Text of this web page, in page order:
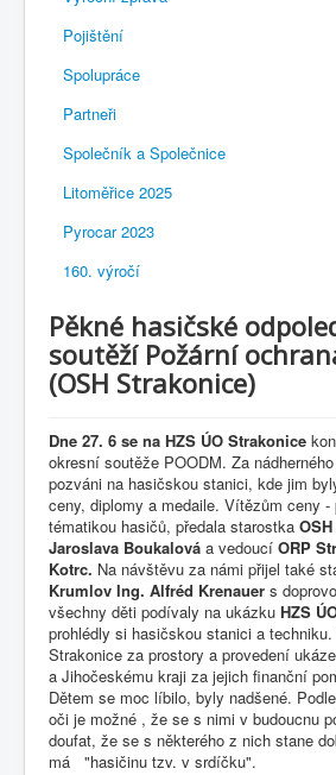
Pojištění
Spolupráce
Partneři
Společník a Společnice
Litoměřice 2025
Pyrocar 2023
160. výročí
Pěkné hasičské
soutěží Požární
(OSH Strakonice)
Dne 27. 6 se na HZS ÚO Strakonice
okresní soutěže POODM. Za
pozváni na hasičskou stanici, kde jim
ceny, diplomy a medaile. Vítězům ceny -
tématikou hasičů, předala starostka
Jaroslava Boukalová a vedoucí ORP
Kotrc. Na návštěvu za námi přijel také
Krumlov Ing. Alfréd Krenauer s
všechny děti podívaly na ukázku HZS
prohlédly si hasičskou stanici a
Strakonice za prostory a provedení
a Jihočeskému kraji za jejich finanční
Dětem se moc líbilo, byly nadšené.
oči je možné , že se s nimi v budoucnu
doufat, že se s některého z nich stane
má "hasičinu tzv. v srdíčku".